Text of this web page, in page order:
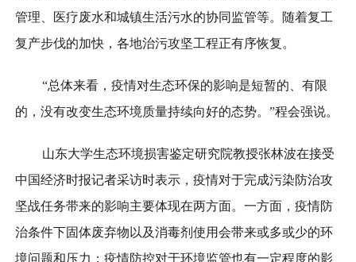
管理、医疗废水和城镇生活污水的协同监管等。随着复工
复产步伐的加快，各地治污攻坚工程正有序恢复。
“总体来看，疫情对生态环保的影响是短暂的、有限
的，没有改变生态环境质量持续向好的态势。”程会强说。
山东大学生态环境损害鉴定研究院教授张林波在接受
中国经济时报记者采访时表示，疫情对于完成污染防治攻
坚战任务带来的影响主要体现在两方面。一方面，疫情防
治条件下固体废弃物以及消毒剂使用会带来或多或少的环
境问题和压力；疫情防控对于环境监管也有一定程度的影